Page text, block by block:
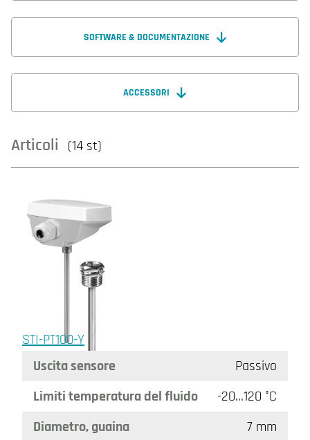
SOFTWARE & DOCUMENTAZIONE
ACCESSORI
Articoli (14 st)
STI-PT100-Y
Uscita sensore
Passivo
Limiti temperatura del fluido
-20…120 °C
Diametro, guaina
7 mm